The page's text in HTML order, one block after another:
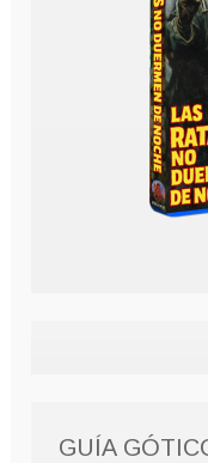
GUÍA